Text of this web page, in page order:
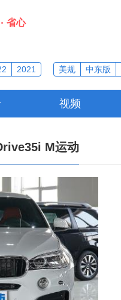
省心
2021 美规 中东版
视频
M运动